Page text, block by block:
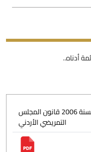
أدناه..
قانون رقم (53) لسنة 2006 قانون المجلس
التمريضي الأردني